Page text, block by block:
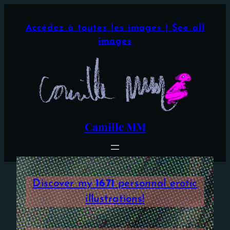
Accédez à toutes les images | See all
images
Camille MM
Discover my1671personnal erotic
illustrations!